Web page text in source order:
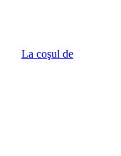
La coşul de